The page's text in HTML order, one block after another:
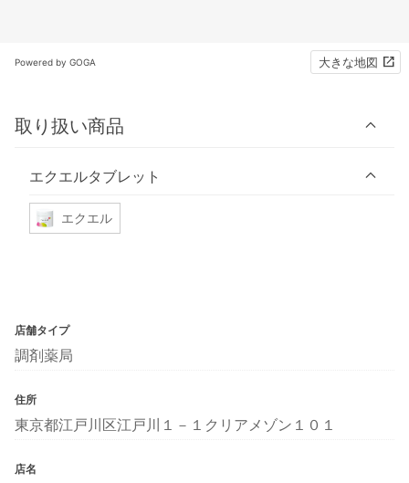
Powered by GOGA 大きな地図
取り扱い商品
エクエルタブレット
エクエル
店舗タイプ
調剤薬局
住所
東京都江戸川区江戸川１－１クリアメゾン１０１
店名